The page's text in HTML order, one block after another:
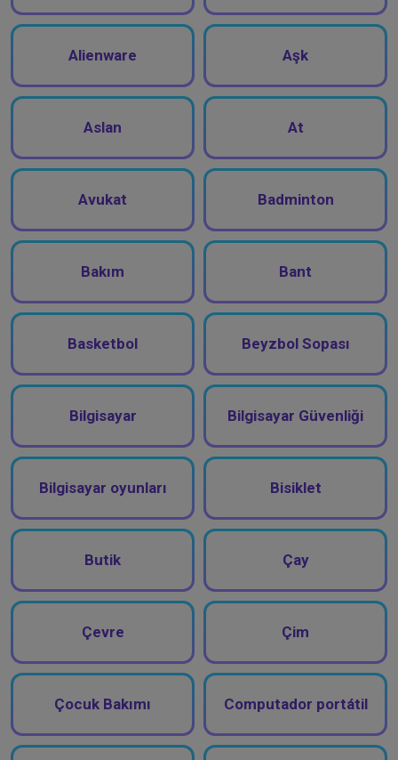
Alienware Aşk
Aslan At
Avukat Badminton
Bakım Bant
Basketbol Beyzbol Sopası
Bilgisayar Bilgisayar Güvenliği
Bilgisayar oyunları Bisiklet
Butik Çay
Çevre Çim
Çocuk Bakımı Computador portátil